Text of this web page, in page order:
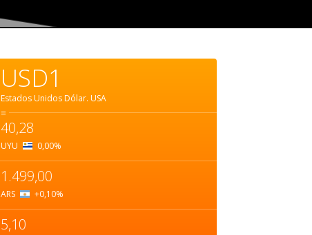
USD1
Estados Unidos Dólar. USA
=
40,28
UYU 0,00%
1.499,00
ARS +0,10%
5,10